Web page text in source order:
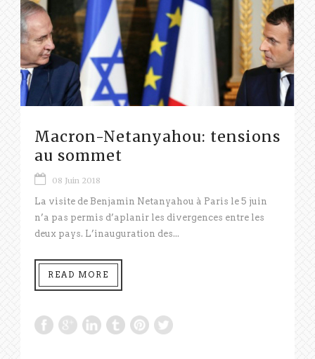
Macron-Netanyahou: tensions
au sommet
08 Juin 2018
La visite de Benjamin Netanyahou à Paris le 5 juin
n’a pas permis d’aplanir les divergences entre les
deux pays. L’inauguration des...
READ MORE